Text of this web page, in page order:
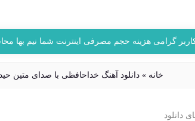
گرامی هزینه حجم مصرفی اینترنت شما نیم بها
خانه » دانلود آهنگ خداحافظی با صدای متین
دانلود